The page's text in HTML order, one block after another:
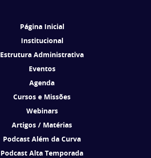
Página Inicial
Institucional
Estrutura Administrativa
Eventos
Agenda
Cursos e Missões
Webinars
Artigos / Matérias
Podcast Além da Curva
Podcast Alta Temporada